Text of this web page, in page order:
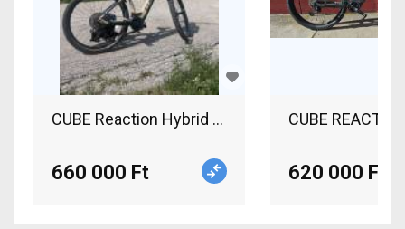
CUBE Reaction Hybrid Pro 625 Elektromos
660 000 Ft
CUBE
620 000 Ft